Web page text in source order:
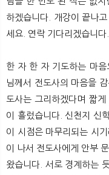
하겠습니다. 개강이 끝나
세요. 연락 기다리겠습니다
한 자 한 자 기도하는 마
님께서 전도사의 마음을
도사는 그리하겠다며 짧
이 흘렀습니다. 신천지 신
이 시점은 마무리되는 시
이 나서 전도사에게 안부
왔습니다. 서로 경계하는